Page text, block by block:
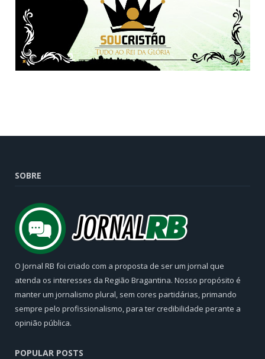
SOBRE
O Jornal RB foi criado com a proposta de ser um jornal que
atenda os interesses da Região Bragantina. Nosso propósito é
manter um jornalismo plural, sem cores partidárias, primando
sempre pelo profissionalismo, para ter credibilidade perante a
opinião pública.
POPULAR POSTS